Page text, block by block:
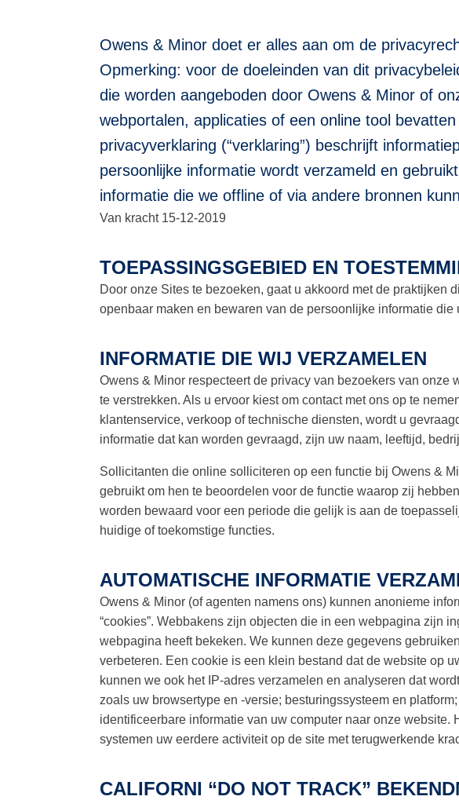
Owens & Minor doet er alles aan om de
Opmerking: voor de doeleinden van dit
die worden aangeboden door Owens & Minor of
webportalen, applicaties of een online tool
privacyverklaring (“verklaring”) beschrijft
persoonlijke informatie wordt verzameld en
informatie die we offline of via andere bronnen
Van kracht 15-12-2019
TOEPASSINGSGEBIED EN
Door onze Sites te bezoeken, gaat u akkoord met de praktijken
openbaar maken en bewaren van de persoonlijke informatie die
INFORMATIE DIE WIJ VERZAMELEN
Owens & Minor respecteert de privacy van bezoekers van
te verstrekken. Als u ervoor kiest om contact met ons op te
klantenservice, verkoop of technische diensten, wordt u
informatie dat kan worden gevraagd, zijn uw naam, leeftijd,
Sollicitanten die online solliciteren op een functie bij Owens &
gebruikt om hen te beoordelen voor de functie waarop zij
worden bewaard voor een periode die gelijk is aan de
huidige of toekomstige functies.
AUTOMATISCHE INFORMATIE
Owens & Minor (of agenten namens ons) kunnen anonieme
“cookies”. Webbakens zijn objecten die in een webpagina zijn
webpagina heeft bekeken. We kunnen deze gegevens
verbeteren. Een cookie is een klein bestand dat de website op
kunnen we ook het IP-adres verzamelen en analyseren dat
zoals uw browsertype en -versie; besturingssysteem en
identificeerbare informatie van uw computer naar onze
systemen uw eerdere activiteit op de site met terugwerkende
CALIFORNI “DO NOT TRACK”